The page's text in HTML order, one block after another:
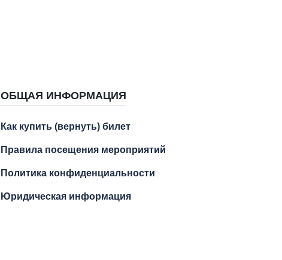
ОБЩАЯ ИНФОРМАЦИЯ
Как купить (вернуть) билет
Правила посещения мероприятий
Политика конфиденциальности
Юридическая информация